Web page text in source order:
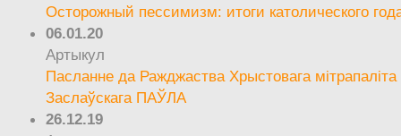
Осторожный пессимизм: итоги католического
06.01.20
Артыкул
Пасланне да Ражджаства Хрыстовага мітрапаліта
Заслаўскага ПАЎЛА
26.12.19